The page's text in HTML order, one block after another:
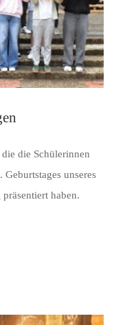
die Schülerinnen
unseres
haben.